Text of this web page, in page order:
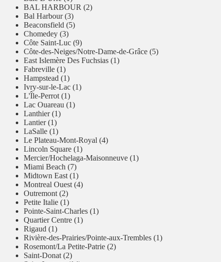
BAL HARBOUR (2)
Bal Harbour (3)
Beaconsfield (5)
Chomedey (3)
Côte Saint-Luc (9)
Côte-des-Neiges/Notre-Dame-de-Grâce (5)
East Islemère Des Fuchsias (1)
Fabreville (1)
Hampstead (1)
Ivry-sur-le-Lac (1)
L'Île-Perrot (1)
Lac Ouareau (1)
Lanthier (1)
Lantier (1)
LaSalle (1)
Le Plateau-Mont-Royal (4)
Lincoln Square (1)
Mercier/Hochelaga-Maisonneuve (1)
Miami Beach (7)
Midtown East (1)
Montreal Ouest (4)
Outremont (2)
Petite Italie (1)
Pointe-Saint-Charles (1)
Quartier Centre (1)
Rigaud (1)
Rivière-des-Prairies/Pointe-aux-Trembles (1)
Rosemont/La Petite-Patrie (2)
Saint-Donat (2)